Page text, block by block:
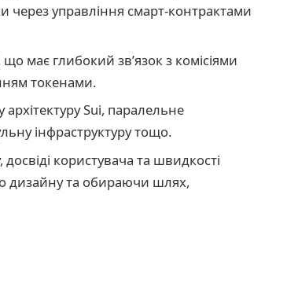
через управління смарт-контрактами
має глибокий зв’язок з комісіями
токенами.
Sui, паралельне
інфраструктуру тощо.
користувача та швидкості
дизайну та обираючи шлях,